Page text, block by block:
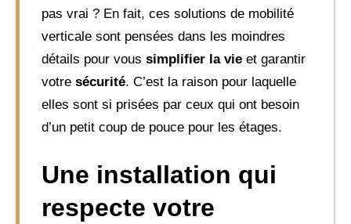
pas vrai ? En fait, ces solutions de mobilité
verticale sont pensées dans les moindres
détails pour vous simplifier la vie et garantir
votre sécurité. C’est la raison pour laquelle
elles sont si prisées par ceux qui ont besoin
d’un petit coup de pouce pour les étages.
Une installation qui
respecte votre